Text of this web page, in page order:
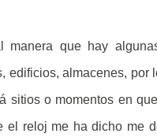
manera que hay
edificios, almacenes,
sitios o momentos en
el reloj me ha dicho me